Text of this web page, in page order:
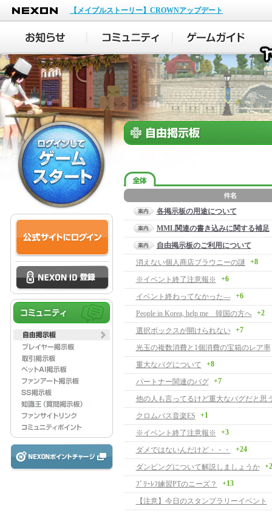
NEXON
【メイプルストーリー】CROWNアップデート
各掲示板の用途について
MML関連の書き込みに関する補足
自由掲示板のご利用について
消えない個人商店ブラウニーの謎
+8
※イベント終了注意報※ +6
イベント終わってなかった― +6
People in Korea, help me 韓国の方へ +2
選択ボックスが開けられない +7
光玉の複数消費と1個消費の宝箱のレア率
重大なバグについて
+8
パートナー関連のバグ +7
他の人も言ってるけど重大なバグだと思
クロムバス音楽ES
+1
※イベント終了注意報※ +3
ダメではないんだけど・・・ +24
ダンピングについて解説しましょうか
ﾌﾞﾘｰﾚﾌ練習PTのニーズ？ +13
【注意】今日のスタンプラリーイベント